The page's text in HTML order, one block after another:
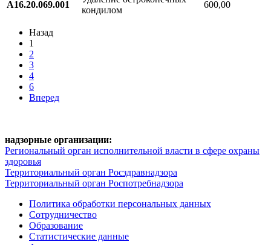
A16.20.069.001
кондилом
600,00
Назад
1
2
3
4
6
Вперед
надзорные организации:
Региональный орган исполнительной власти в сфере охраны
здоровья
Территориальный орган Росздравнадзора
Территориальный орган Роспотребнадзора
Политика обработки персональных данных
Сотрудничество
Образование
Статистические данные